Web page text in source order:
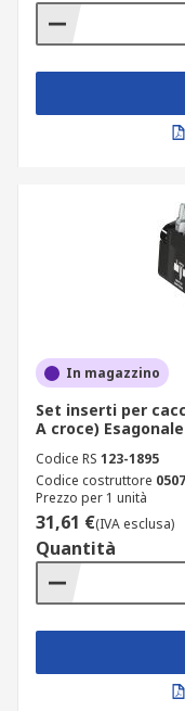
In magazzino
Set inserti per
A croce) Esagonale
Codice RS 123-1895
Codice costruttore
Prezzo per 1 unità
31,61 €(IVA esclusa)
Quantità